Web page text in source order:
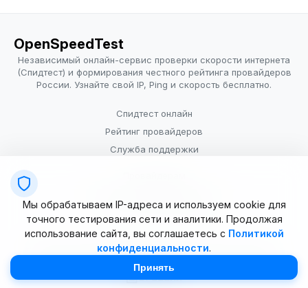
OpenSpeedTest
Независимый онлайн-сервис проверки скорости интернета
(Спидтест) и формирования честного рейтинга провайдеров
России. Узнайте свой IP, Ping и скорость бесплатно.
Спидтест онлайн
Рейтинг провайдеров
Служба поддержки
Условия использования
© 2025–2026 OpenSpeedTest (ИП Долматова В.В.). Все права
Мы обрабатываем IP-адреса и используем cookie для
точного тестирования сети и аналитики. Продолжая
использование сайта, вы соглашаетесь с Политикой
конфиденциальности.
Принять